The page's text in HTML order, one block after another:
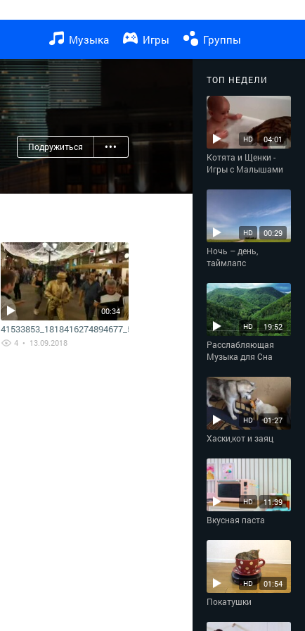
Музыка Игры Группы
Подружиться •••
00:34
41533853_1818416274894677_5498149560171626496_n
4 • 13.09.2018
ТОП НЕДЕЛИ
04:01
HD
Котята и Щенки -
Игры с Малышами
00:29
HD
Ночь – день,
таймлапс
19:52
HD
Расслабляющая
Музыка для Сна
01:27
HD
Хаски,кот и заяц
11:39
HD
Вкусная паста
01:54
HD
Покатушки